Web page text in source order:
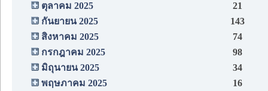
ตุลาคม 2025
21
กันยายน 2025
143
สิงหาคม 2025
74
กรกฎาคม 2025
98
มิถุนายน 2025
34
พฤษภาคม 2025
16